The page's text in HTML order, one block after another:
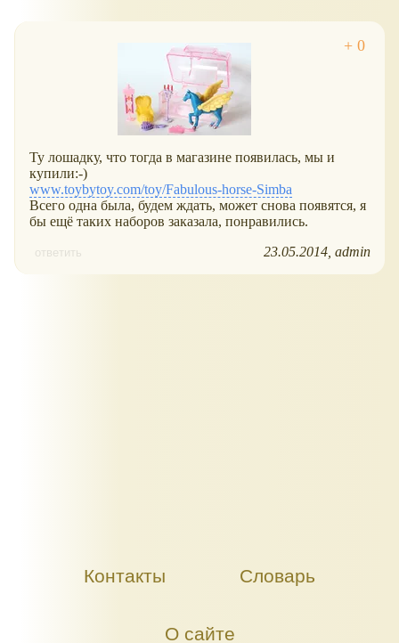
Ту лошадку, что тогда в магазине появилась, мы и
купили:-)
www.toybytoy.com/toy/Fabulous-horse-Simba
Всего одна была, будем ждать, может снова появятся, я
бы ещё таких наборов заказала, понравились.
ответить 23.05.2014 admin
Контакты Словарь
О сайте